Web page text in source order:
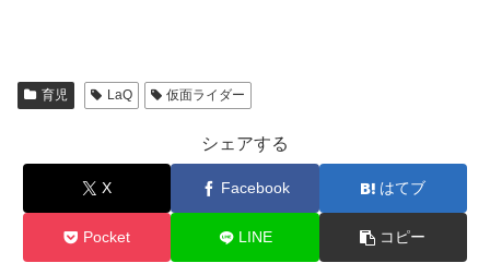
育児 LaQ 仮面ライダー
シェアする
X Facebook はてブ
Pocket LINE コピー